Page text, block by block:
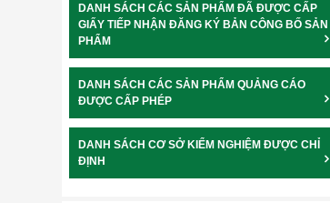
DANH SÁCH CÁC SẢN PHẨM ĐÃ ĐƯỢC CẤP
GIẤY TIẾP NHẬN ĐĂNG KÝ BẢN CÔNG BỐ SẢN
PHẨM
DANH SÁCH CÁC SẢN PHẨM QUẢNG CÁO
ĐƯỢC CẤP PHÉP
DANH SÁCH CƠ SỞ KIỂM NGHIỆM ĐƯỢC CHỈ
ĐỊNH